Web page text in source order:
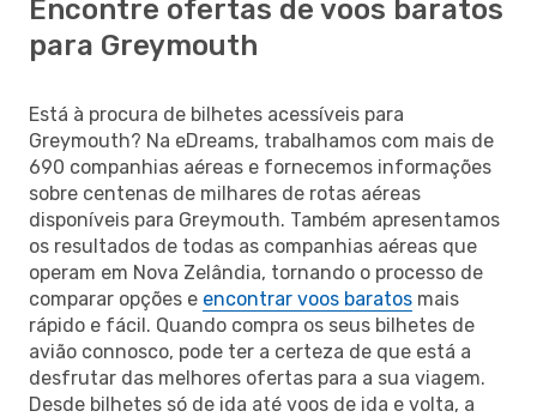
Encontre ofertas de voos baratos
para Greymouth
Está à procura de bilhetes acessíveis para
Greymouth? Na eDreams, trabalhamos com mais de
690 companhias aéreas e fornecemos informações
sobre centenas de milhares de rotas aéreas
disponíveis para Greymouth. Também apresentamos
os resultados de todas as companhias aéreas que
operam em Nova Zelândia, tornando o processo de
comparar opções e encontrar voos baratos mais
rápido e fácil. Quando compra os seus bilhetes de
avião connosco, pode ter a certeza de que está a
desfrutar das melhores ofertas para a sua viagem.
Desde bilhetes só de ida até voos de ida e volta, a